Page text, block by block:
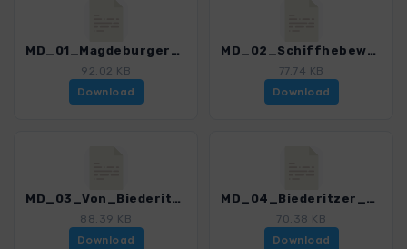
MD_01_Magdeburger_Domviertel_und_Rotehornpark.gpx
92.02 KB
Download
MD_02_Schiffhebewerk.gpx
77.74 KB
Download
MD_03_Von_Biederitz_zur_Alten_Elbe.gpx
88.39 KB
Download
MD_04_Biederitzer_Busch_und_Herrenkrug.gpx
70.38 KB
Download